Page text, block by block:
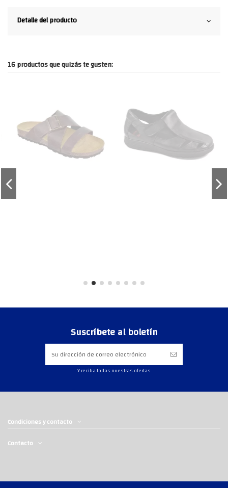
Detalle del producto
16 productos que quizás te gusten:
Suscríbete al boletín
Y reciba todas nuestras ofertas
Condiciones y contacto
Contacto